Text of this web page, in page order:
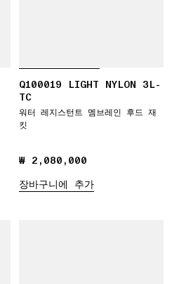
Q100019 LIGHT NYLON 3L-
TC
워터 레지스턴트 멤브레인 후드 재
킷
₩ 2,080,000
₩ 2,080,000
장바구니에 추가